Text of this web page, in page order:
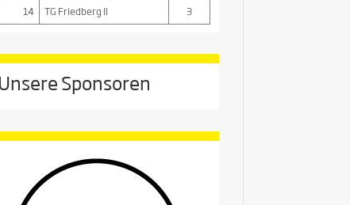
14
TG Friedberg II 3
Sponsoren